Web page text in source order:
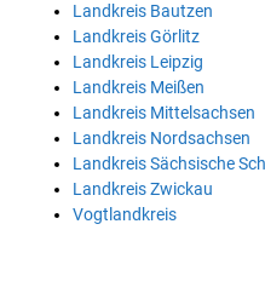
Landkreis Bautzen
Landkreis Görlitz
Landkreis Leipzig
Landkreis Meißen
Landkreis Mittelsachsen
Landkreis Nordsachsen
Landkreis Sächsische
Landkreis Zwickau
Vogtlandkreis